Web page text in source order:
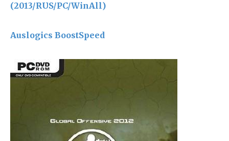
(2013/RUS/PC/WinAll)
Auslogics BoostSpeed